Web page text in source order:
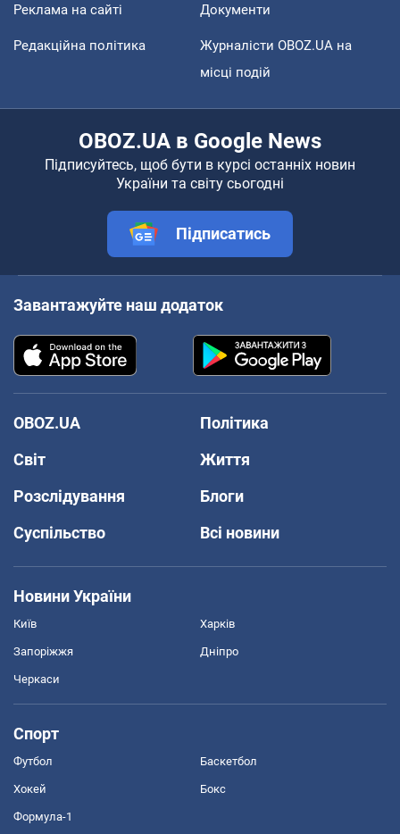
Реклама на сайті Документи
Редакційна політика
Журналісти OBOZ.UA на
місці подій
OBOZ.UA в Google News
Підписуйтесь, щоб бути в курсі останніх новин
України та світу сьогодні
Підписатись
Завантажуйте наш додаток
OBOZ.UA
Політика
Світ
Життя
Розслідування
Блоги
Суспільство
Всі новини
Новини України
Київ Харків
Запоріжжя Дніпро
Черкаси
Спорт
Футбол Баскетбол
Хокей Бокс
Формула-1